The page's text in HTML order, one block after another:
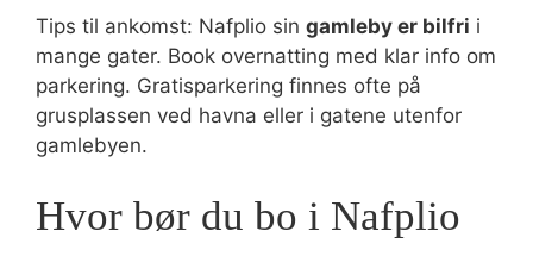
Tips til ankomst: Nafplio sin gamleby er bilfri i
mange gater. Book overnatting med klar info om
parkering. Gratisparkering finnes ofte på
grusplassen ved havna eller i gatene utenfor
gamlebyen.
Hvor bør du bo i Nafplio